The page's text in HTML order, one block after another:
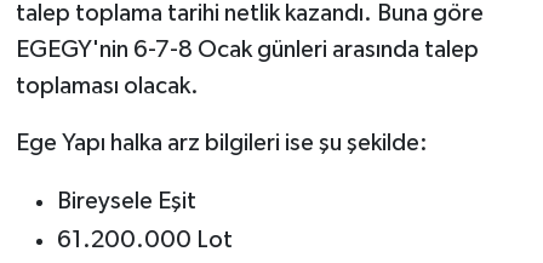
talep toplama tarihi netlik kazandı. Buna göre
EGEGY'nin 6-7-8 Ocak günleri arasında talep
toplaması olacak.
Ege Yapı halka arz bilgileri ise şu şekilde:
Bireysele Eşit
61.200.000 Lot